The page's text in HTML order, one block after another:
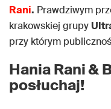
Rani. Prawdziwym
krakowskiej grupy
przy którym
Hania Rani &
posłuchaj!